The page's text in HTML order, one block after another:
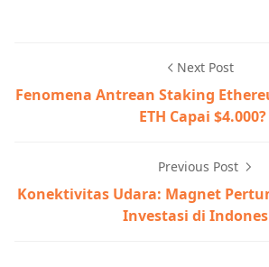
Next Post
Fenomena Antrean Staking
ETH Capai $4.000?
Previous Post
Konektivitas Udara: Magnet
Investasi di